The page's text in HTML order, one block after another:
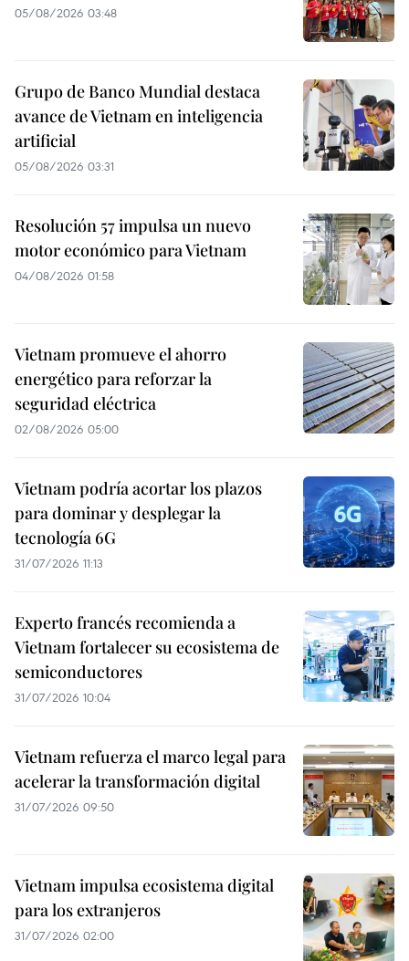
05/08/2026 03:48
Grupo de Banco Mundial destaca
avance de Vietnam en inteligencia
artificial
05/08/2026 03:31
Resolución 57 impulsa un nuevo
motor económico para Vietnam
04/08/2026 01:58
Vietnam promueve el ahorro
energético para reforzar la
seguridad eléctrica
02/08/2026 05:00
Vietnam podría acortar los plazos
para dominar y desplegar la
tecnología 6G
31/07/2026 11:13
Experto francés recomienda a
Vietnam fortalecer su ecosistema de
semiconductores
31/07/2026 10:04
Vietnam refuerza el marco legal para
acelerar la transformación digital
31/07/2026 09:50
Vietnam impulsa ecosistema digital
para los extranjeros
31/07/2026 02:00